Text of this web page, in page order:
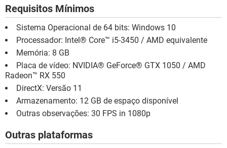
Requisitos Mínimos
Sistema Operacional de 64 bits: Windows 10
Processador: Intel® Core™ i5-3450 / AMD equivalente
Memória: 8 GB
Placa de vídeo: NVIDIA® GeForce® GTX 1050 / AMD
Radeon™ RX 550
DirectX: Versão 11
Armazenamento: 12 GB de espaço disponível
Outras observações: 30 FPS in 1080p
Outras plataformas